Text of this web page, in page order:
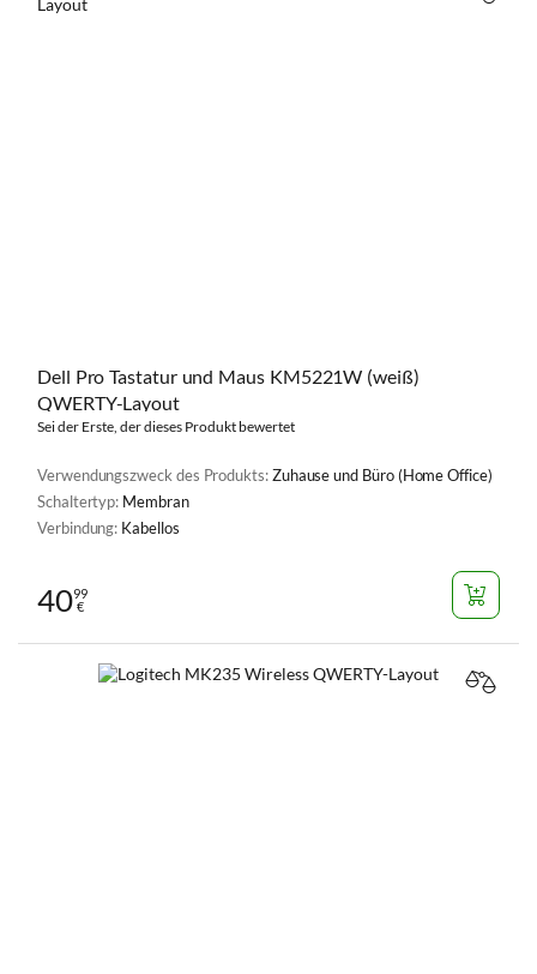
Dell Pro Tastatur und Maus KM5221W (weiß)
QWERTY-Layout
Sei der Erste, der dieses Produkt bewertet
Verwendungszweck des Produkts:Zuhause und Büro (Home Office)
Schaltertyp: Membran
Verbindung: Kabellos
4099
€